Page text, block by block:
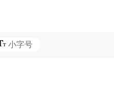
小字号